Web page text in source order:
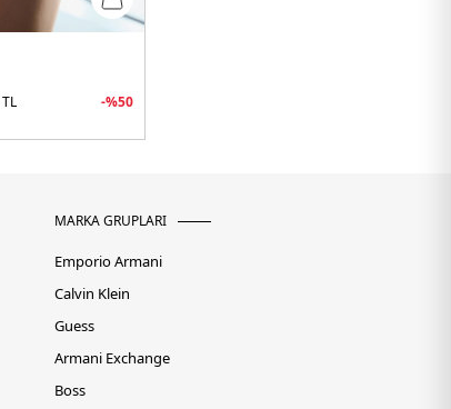
TL -%50
MARKA GRUPLARI
Emporio Armani
Calvin Klein
Guess
Armani Exchange
Boss